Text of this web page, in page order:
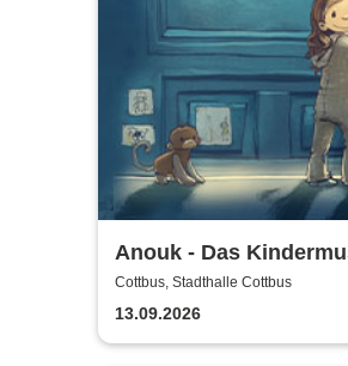
Anouk - Das
Cottbus, Stadthalle Cottbus
13.09.2026